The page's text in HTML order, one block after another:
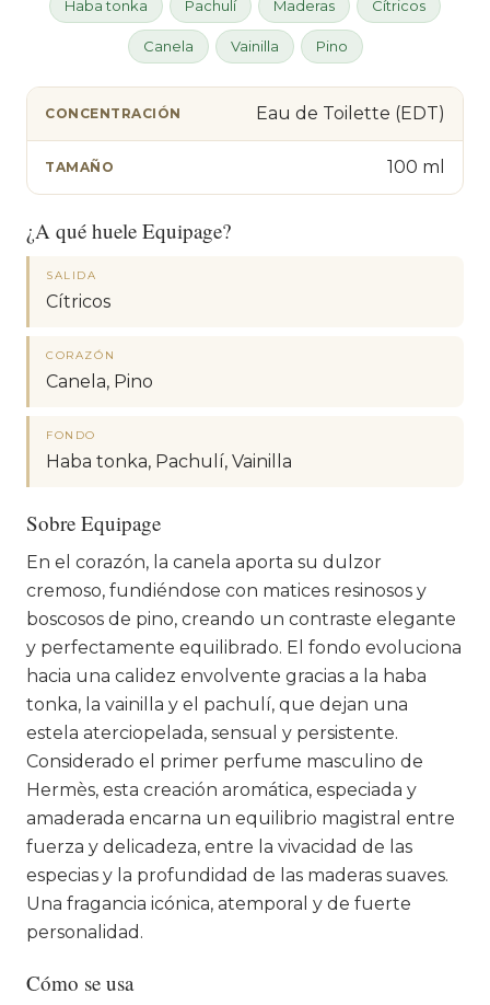
Haba tonka Pachulí Maderas Cítricos
Canela Vainilla Pino
CONCENTRACIÓN Eau de Toilette (EDT)
TAMAÑO 100 ml
¿A qué huele Equipage?
SALIDA
Cítricos
CORAZÓN
Canela, Pino
FONDO
Haba tonka, Pachulí, Vainilla
Sobre Equipage
En el corazón, la canela aporta su dulzor
cremoso, fundiéndose con matices resinosos y
boscosos de pino, creando un contraste elegante
y perfectamente equilibrado. El fondo evoluciona
hacia una calidez envolvente gracias a la haba
tonka, la vainilla y el pachulí, que dejan una
estela aterciopelada, sensual y persistente.
Considerado el primer perfume masculino de
Hermès, esta creación aromática, especiada y
amaderada encarna un equilibrio magistral entre
fuerza y delicadeza, entre la vivacidad de las
especias y la profundidad de las maderas suaves.
Una fragancia icónica, atemporal y de fuerte
personalidad.
Cómo se usa